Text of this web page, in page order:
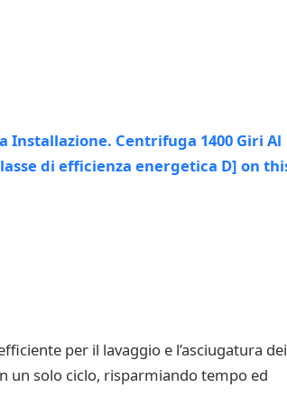
per il lavaggio e l’asciugatura dei
un solo ciclo, risparmiando tempo ed